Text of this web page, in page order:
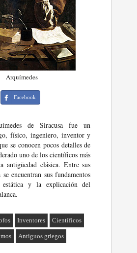
Arquímedes
Facebook
de Siracusa fue un
físico, ingeniero, inventor y
se conocen pocos detalles de
uno de los científicos más
antigüedad clásica. Entre sus
encuentran sus fundamentos
estática y la explicación del
Inventores Científicos
Antiguos griegos